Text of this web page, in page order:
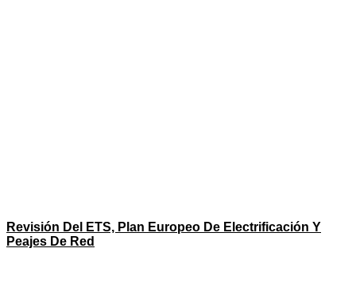
Revisión Del ETS, Plan Europeo De Electrificación Y
Peajes De Red